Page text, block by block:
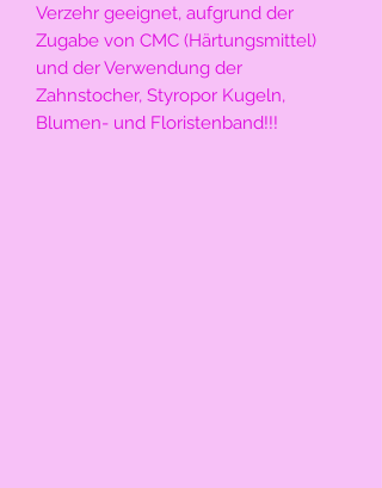
Verzehr geeignet, aufgrund der
Zugabe von CMC (Härtungsmittel)
und der Verwendung der
Zahnstocher, Styropor Kugeln,
Blumen- und Floristenband!!!